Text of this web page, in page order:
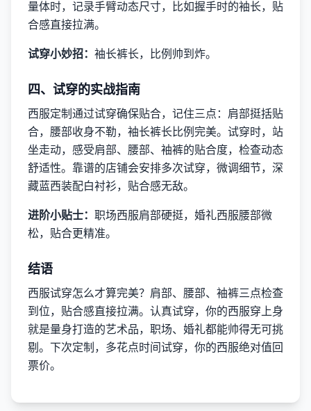
量体时，记录手臂动态尺寸，比如握手时的袖长，贴
合感直接拉满。
试穿小妙招： 袖长裤长，比例帅到炸。
四、试穿的实战指南
西服定制通过试穿确保贴合，记住三点：肩部挺括贴
合，腰部收身不勒，袖长裤长比例完美。试穿时，站
坐走动，感受肩部、腰部、袖裤的贴合度，检查动态
舒适性。靠谱的店铺会安排多次试穿，微调细节，深
藏蓝西装配白衬衫，贴合感无敌。
进阶小贴士： 职场西服肩部硬挺，婚礼西服腰部微
松，贴合更精准。
结语
西服试穿怎么才算完美？肩部、腰部、袖裤三点检查
到位，贴合感直接拉满。认真试穿，你的西服穿上身
就是量身打造的艺术品，职场、婚礼都能帅得无可挑
剔。下次定制，多花点时间试穿，你的西服绝对值回
票价。